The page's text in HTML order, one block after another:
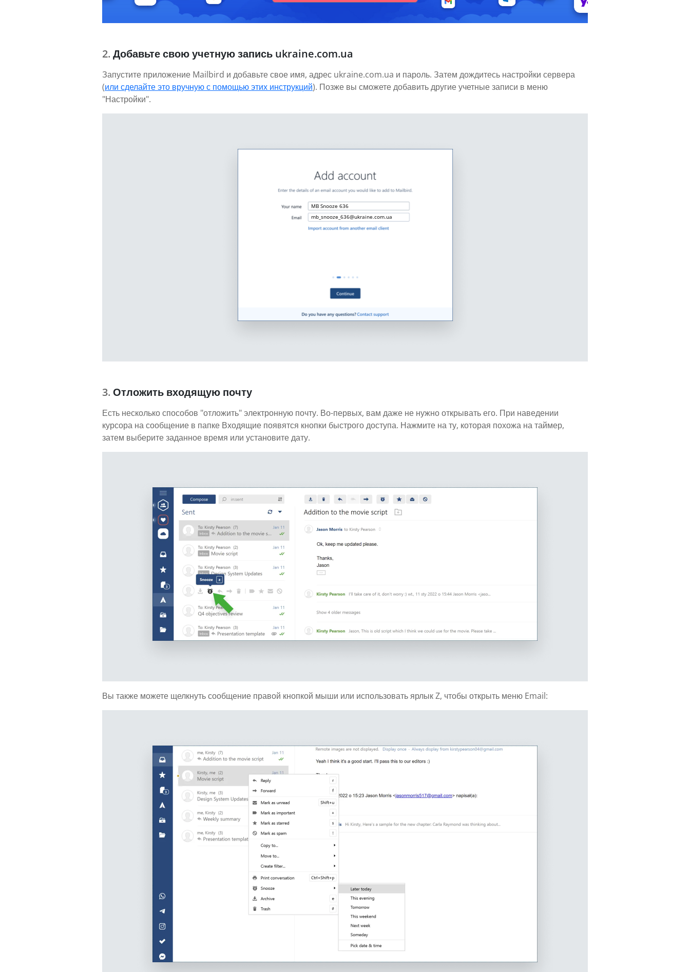
Добавьте свою учетную запись ukraine.com.ua
Запустите приложение Mailbird и добавьте свое имя, адрес ukraine.com.ua и пароль. Затем дождитесь настройки сервера
(или сделайте это вручную с помощью этих инструкций). Позже вы сможете добавить другие учетные записи в меню
"Настройки".
MB Snooze 636
mb_snooze_636@ukraine.com.ua
Отложить входящую почту
Есть несколько способов "отложить" электронную почту. Во-первых, вам даже не нужно открывать его. При наведении
курсора на сообщение в папке Входящие появятся кнопки быстрого доступа. Нажмите на ту, которая похожа на таймер,
затем выберите заданное время или установите дату.
Вы также можете щелкнуть сообщение правой кнопкой мыши или использовать ярлык Z, чтобы открыть меню Email: